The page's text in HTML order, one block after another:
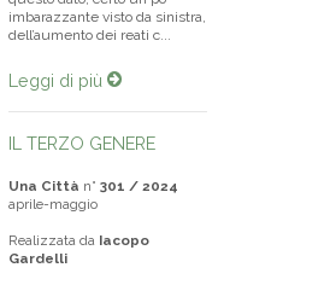
imbarazzante visto da sinistra,
dell’aumento dei reati c...
Leggi di più
IL TERZO GENERE
Una Città n° 301 / 2024
aprile-maggio
Realizzata da Iacopo
Gardelli